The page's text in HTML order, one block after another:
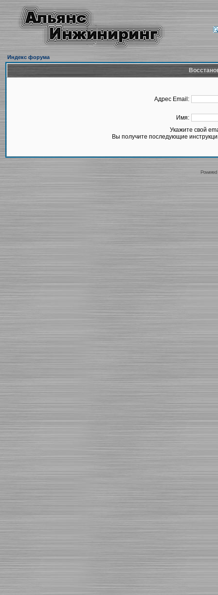
Индекс форума
Адрес Email:
Имя:
Укажите свой
Вы получите последующие